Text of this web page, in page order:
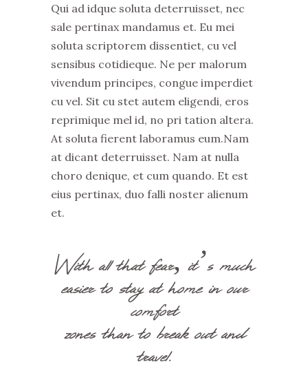
Qui ad idque soluta deterruisset, nec
sale pertinax mandamus et. Eu mei
soluta scriptorem dissentiet, cu vel
sensibus cotidieque. Ne per malorum
vivendum principes, congue imperdiet
cu vel. Sit cu stet autem eligendi, eros
reprimique mel id, no pri tation altera.
At soluta fierent laboramus eum.Nam
at dicant deterruisset. Nam at nulla
choro denique, et cum quando. Et est
eius pertinax, duo falli noster alienum
et.
With all that fear, it’s much
easier to stay at home in our
comfort
zones than to break out and
travel.